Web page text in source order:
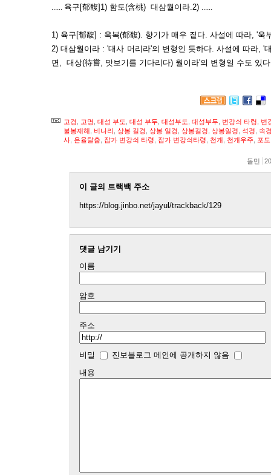
...... 육구[郁馥]1) 함도(含桃) 대삼월이라.2) ......
1) 육구[郁馥] : 욱복(郁馥). 향기가 매우 짙다. 사설에 따라, '욱
2) 대삼월이라 : '대사 머리라'의 변형인 듯하다. 사설에 따라, '
면, 대상(待嘗, 맛보기를 기다리다) 월이라'의 변형일 수도 있
고경 고명 대성 부도 대성 부두 대성부도 대성부두 변강쇠 타령
변
불봉재해
비나리 상봉 길경 상봉 일경 상봉길경 상봉일경 석경 속
사 은율탈춤 잡가 변강쇠 타령 잡가 변강쇠타령 천개 천개우주 포도
돌민
이 글의 트랙백 주소
https://blog.jinbo.net/jayul/trackback/129
댓글 남기기
이름
암호
주소
비밀
진보블로그 메인에 공개하지 않음
내용